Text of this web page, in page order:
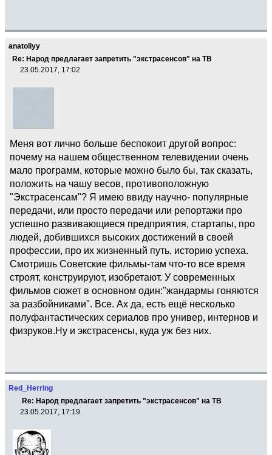
anatoliyy
Re: Народ предлагает запретить "экстрасенсов" на ТВ
23.05.2017, 17:02
Меня вот лично больше беспокоит другой вопрос:
почему на нашем общественном телевидении очень
мало программ, которые можно было бы, так сказать,
положить на чашу весов, противоположную
"Экстрасенсам"? Я имею ввиду научно- популярные
передачи, или просто передачи или репортажи про
успешно развивающиеся предприятия, стартапы, про
людей, добившихся высоких достижений в своей
профессии, про их жизненный путь, историю успеха.
Смотришь Советские фильмы-там что-то все время
строят, конструируют, изобретают. У современных
фильмов сюжет в основном один:"жандармы гоняются
за разбойниками". Все. Ах да, есть ещё несколько
полуфантастических сериалов про универ, интернов и
физруков.Ну и экстрасенсы, куда уж без них.
Red_Herring
Re: Народ предлагает запретить "экстрасенсов" на ТВ
23.05.2017, 17:19